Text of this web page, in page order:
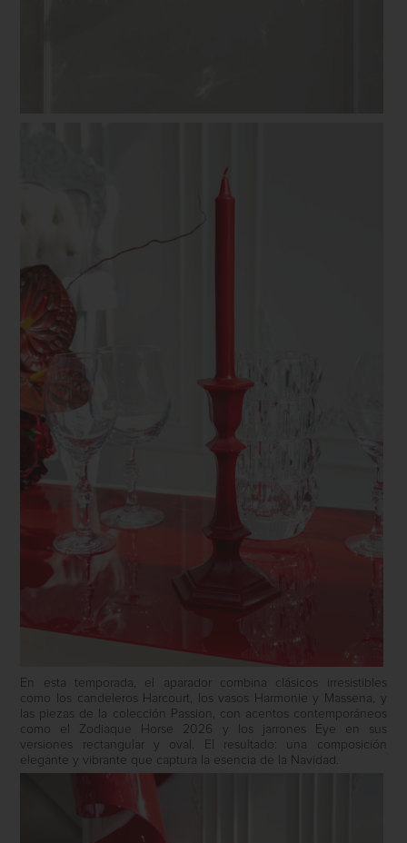
En esta temporada, el aparador combina clásicos irresistibles
como los candeleros Harcourt, los vasos Harmonie y Massena, y
las piezas de la colección Passion, con acentos contemporáneos
como el Zodiaque Horse 2026 y los jarrones Eye en sus
versiones rectangular y oval. El resultado: una composición
elegante y vibrante que captura la esencia de la Navidad.